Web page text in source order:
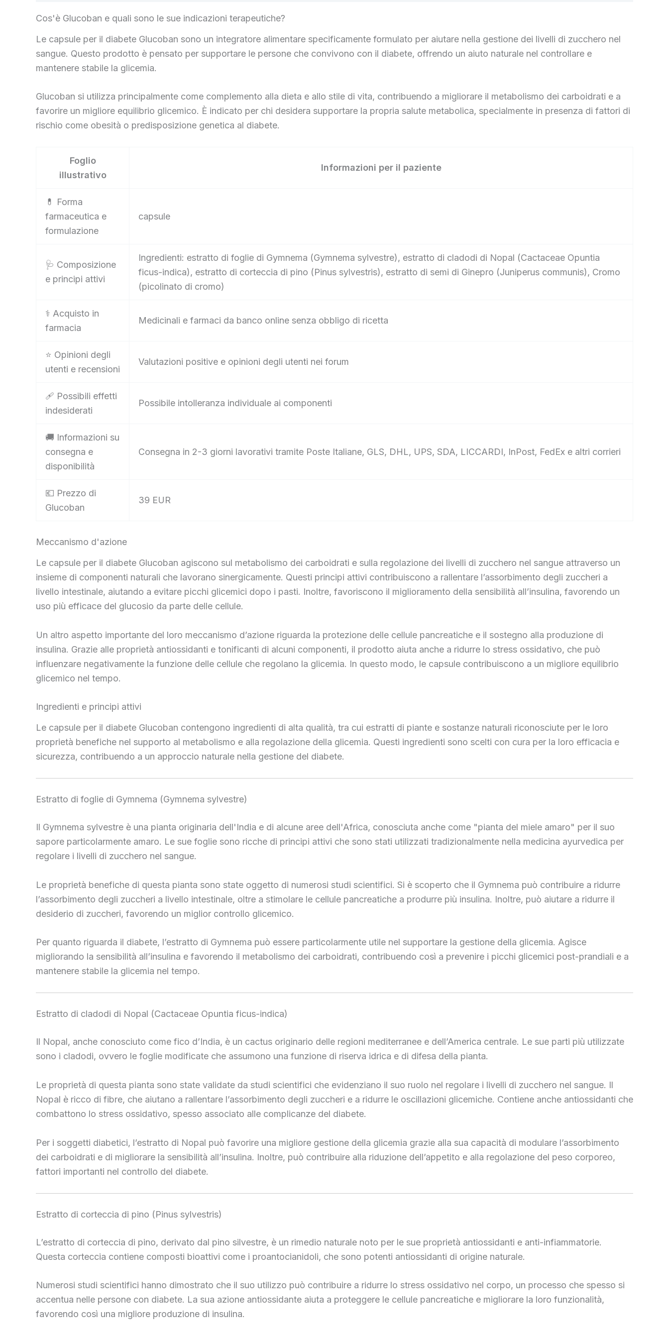
Cos'è Glucoban e quali sono le sue indicazioni terapeutiche?
Le capsule per il diabete Glucoban sono un integratore alimentare specificamente formulato per aiutare nella gestione dei livelli di zucchero nel
sangue. Questo prodotto è pensato per supportare le persone che convivono con il diabete, offrendo un aiuto naturale nel controllare e
mantenere stabile la glicemia.
Glucoban si utilizza principalmente come complemento alla dieta e allo stile di vita, contribuendo a migliorare il metabolismo dei carboidrati e a
favorire un migliore equilibrio glicemico. È indicato per chi desidera supportare la propria salute metabolica, specialmente in presenza di fattori di
rischio come obesità o predisposizione genetica al diabete.
Foglio
illustrativo
Informazioni per il paziente
💊 Forma
farmaceutica e
formulazione
capsule
🩺 Composizione
e principi attivi
Ingredienti: estratto di foglie di Gymnema (Gymnema sylvestre), estratto di cladodi di Nopal (Cactaceae Opuntia
ficus-indica), estratto di corteccia di pino (Pinus sylvestris), estratto di semi di Ginepro (Juniperus communis), Cromo
(picolinato di cromo)
⚕️ Acquisto in
farmacia
Medicinali e farmaci da banco online senza obbligo di ricetta
⭐ Opinioni degli
utenti e recensioni
Valutazioni positive e opinioni degli utenti nei forum
🩹 Possibili effetti
indesiderati
Possibile intolleranza individuale ai componenti
🚚 Informazioni su
consegna e
disponibilità
Consegna in 2-3 giorni lavorativi tramite Poste Italiane, GLS, DHL, UPS, SDA, LICCARDI, InPost, FedEx e altri corrieri
💶 Prezzo di
Glucoban
39 EUR
Meccanismo d'azione
Le capsule per il diabete Glucoban agiscono sul metabolismo dei carboidrati e sulla regolazione dei livelli di zucchero nel sangue attraverso un
insieme di componenti naturali che lavorano sinergicamente. Questi principi attivi contribuiscono a rallentare l’assorbimento degli zuccheri a
livello intestinale, aiutando a evitare picchi glicemici dopo i pasti. Inoltre, favoriscono il miglioramento della sensibilità all’insulina, favorendo un
uso più efficace del glucosio da parte delle cellule.
Un altro aspetto importante del loro meccanismo d’azione riguarda la protezione delle cellule pancreatiche e il sostegno alla produzione di
insulina. Grazie alle proprietà antiossidanti e tonificanti di alcuni componenti, il prodotto aiuta anche a ridurre lo stress ossidativo, che può
influenzare negativamente la funzione delle cellule che regolano la glicemia. In questo modo, le capsule contribuiscono a un migliore equilibrio
glicemico nel tempo.
Ingredienti e principi attivi
Le capsule per il diabete Glucoban contengono ingredienti di alta qualità, tra cui estratti di piante e sostanze naturali riconosciute per le loro
proprietà benefiche nel supporto al metabolismo e alla regolazione della glicemia. Questi ingredienti sono scelti con cura per la loro efficacia e
sicurezza, contribuendo a un approccio naturale nella gestione del diabete.
Estratto di foglie di Gymnema (Gymnema sylvestre)
Il Gymnema sylvestre è una pianta originaria dell'India e di alcune aree dell'Africa, conosciuta anche come "pianta del miele amaro" per il suo
sapore particolarmente amaro. Le sue foglie sono ricche di principi attivi che sono stati utilizzati tradizionalmente nella medicina ayurvedica per
regolare i livelli di zucchero nel sangue.
Le proprietà benefiche di questa pianta sono state oggetto di numerosi studi scientifici. Si è scoperto che il Gymnema può contribuire a ridurre
l’assorbimento degli zuccheri a livello intestinale, oltre a stimolare le cellule pancreatiche a produrre più insulina. Inoltre, può aiutare a ridurre il
desiderio di zuccheri, favorendo un miglior controllo glicemico.
Per quanto riguarda il diabete, l’estratto di Gymnema può essere particolarmente utile nel supportare la gestione della glicemia. Agisce
migliorando la sensibilità all’insulina e favorendo il metabolismo dei carboidrati, contribuendo così a prevenire i picchi glicemici post-prandiali e a
mantenere stabile la glicemia nel tempo.
Estratto di cladodi di Nopal (Cactaceae Opuntia ficus-indica)
Il Nopal, anche conosciuto come fico d’India, è un cactus originario delle regioni mediterranee e dell’America centrale. Le sue parti più utilizzate
sono i cladodi, ovvero le foglie modificate che assumono una funzione di riserva idrica e di difesa della pianta.
Le proprietà di questa pianta sono state validate da studi scientifici che evidenziano il suo ruolo nel regolare i livelli di zucchero nel sangue. Il
Nopal è ricco di fibre, che aiutano a rallentare l’assorbimento degli zuccheri e a ridurre le oscillazioni glicemiche. Contiene anche antiossidanti che
combattono lo stress ossidativo, spesso associato alle complicanze del diabete.
Per i soggetti diabetici, l’estratto di Nopal può favorire una migliore gestione della glicemia grazie alla sua capacità di modulare l’assorbimento
dei carboidrati e di migliorare la sensibilità all’insulina. Inoltre, può contribuire alla riduzione dell’appetito e alla regolazione del peso corporeo,
fattori importanti nel controllo del diabete.
Estratto di corteccia di pino (Pinus sylvestris)
L’estratto di corteccia di pino, derivato dal pino silvestre, è un rimedio naturale noto per le sue proprietà antiossidanti e anti-infiammatorie.
Questa corteccia contiene composti bioattivi come i proantocianidoli, che sono potenti antiossidanti di origine naturale.
Numerosi studi scientifici hanno dimostrato che il suo utilizzo può contribuire a ridurre lo stress ossidativo nel corpo, un processo che spesso si
accentua nelle persone con diabete. La sua azione antiossidante aiuta a proteggere le cellule pancreatiche e migliorare la loro funzionalità,
favorendo così una migliore produzione di insulina.